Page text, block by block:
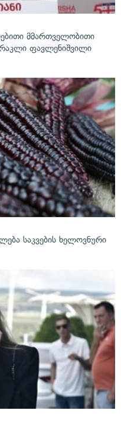
მმართველობითი
ფავლენიშვილი
საკვების ხელოვნური